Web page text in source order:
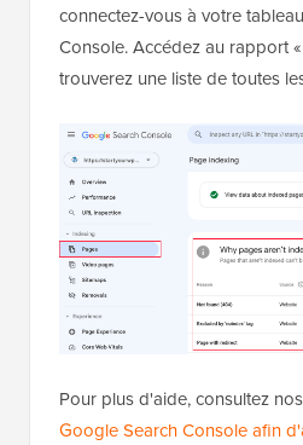
connectez-vous à votre
Console. Accédez au rapport
trouverez une liste de toutes
Pour plus d'aide, consultez nos
Google Search Console afin